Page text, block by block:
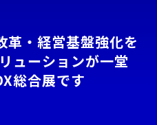
革・経営基盤強化を
ューションが一堂
総合展です